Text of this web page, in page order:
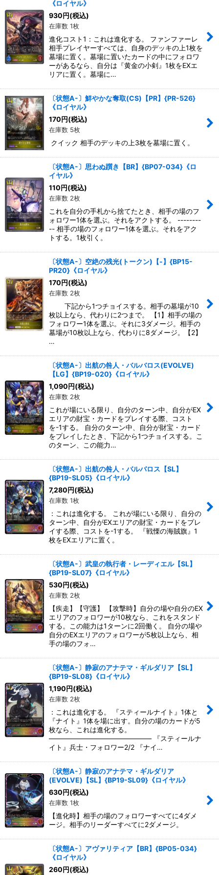
《ロイヤル》
930円(税込)
在庫数 1枚
進化コスト1：これは進化する。 ファンファーレ
相手プレイヤーすべては、自身のデッキの上1枚を
墓場に置く。墓場に置いたカードの中にフォロワ
ーがあるなら、自分は『黄金の小剣』1枚をEXエ
リアに置く。墓場に…
〔状態A-〕鮮やかな奪取(CS)【PR】{PR-526}
《ロイヤル》
170円(税込)
在庫数 5枚
クイック 相手のデッキの上3枚を墓場に置く。
〔状態A-〕思わぬ躓き【BR】{BP07-034}《ロ
イヤル》
110円(税込)
在庫数 2枚
これを自分の手札から捨てたとき、相手の場のフ
ォロワー1体を選ぶ。それをアクトする。 --------
-- 相手の場のフォロワー1体を選ぶ。それをアク
トする。1枚引く。
〔状態A-〕空絶の残光(トークン)【-】{BP15-
PR20}《ロイヤル》
170円(税込)
在庫数 2枚
下記から1つチョイスする。相手の墓場が10
枚以上なら、代わりに2つまで。 【1】相手の場の
フォロワー1体を選ぶ。それに3ダメージ。相手の
墓場が10枚以上なら、代わりに8ダメージ。【2】
…
〔状態A-〕出航の咎人・バルバロス(EVOLVE)
【LG】{BP19-020}《ロイヤル》
1,090円(税込)
在庫数 2枚
これが場にいる限り、自分のターン中、自分がEX
エリアの財宝・カードをプレイする際、コスト
を-1する。 自分のターン中、自分が財宝・カード
をプレイしたとき、下記から1つチョイスする。こ
のターン、この能力…
〔状態A-〕出航の咎人・バルバロス【SL】
{BP19-SL05}《ロイヤル》
7,280円(税込)
在庫数 1枚
：これは進化する。 これが場にいる限り、自分の
ターン中、自分がEXエリアの財宝・カードをプレ
イする際、コストを-1する。 『戦慄の海賊旗』1
枚をEXエリアに置く。
〔状態A-〕武皇の執行者・レーディエル【SL】
{BP19-SL07}《ロイヤル》
530円(税込)
在庫数 2枚
【疾走】【守護】 【攻撃時】自分の場や自分のEX
エリアのフォロワーが10枚なら、これをスタンド
する。この能力は1ターンに2回働く。 自分の場や
自分のEXエリアのフォロワーが5枚以上なら、相
手の場のフォ…
〔状態A-〕静寂のアナテマ・ギルダリア【SL】
{BP19-SL08}《ロイヤル》
1,190円(税込)
在庫数 2枚
：これは進化する。 『スティールナイト』1体と
『ナイト』1体を場に出す。自分の場のカードが5
枚なら、これは進化する。
――――――――――――――― 『スティールナ
イト』兵士・フォロワー2/2 『ナイ…
〔状態A-〕静寂のアナテマ・ギルダリア
(EVOLVE)【SL】{BP19-SL09}《ロイヤル》
630円(税込)
在庫数 1枚
【進化時】相手の場のフォロワーすべてに4ダメ
ージ。相手のリーダーすべてに2ダメージ。
〔状態A-〕アヴァリティア【BR】{BP05-034}
《ロイヤル》
260円(税込)